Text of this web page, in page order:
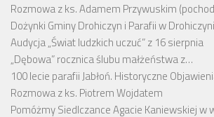
Rozmowa z ks. Adamem Przywuskim
Dożynki Gminy Drohiczyn i Parafii w
Audycja „Świat ludzkich uczuć” z 16 sierpnia
„Dębowa” rocznica ślubu małżeństwa z…
100 lecie parafii Jabłoń. Historyczne
Rozmowa z ks. Piotrem Wojdatem
Pomóżmy Siedlczance Agacie Kaniewskiej w